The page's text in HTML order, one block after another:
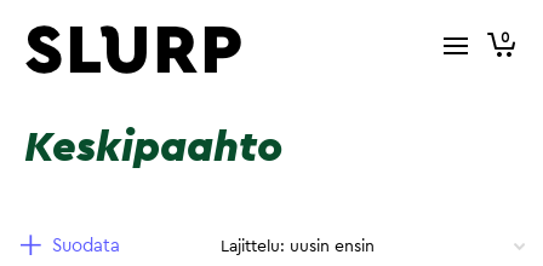
0
Keskipaahto
Suodata